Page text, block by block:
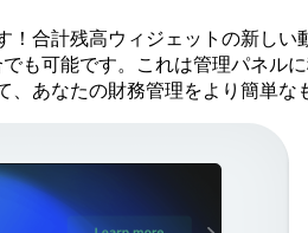
合計残高ウィジェットの新し
も可能です。これは管理パネル
あなたの財務管理をより簡単な